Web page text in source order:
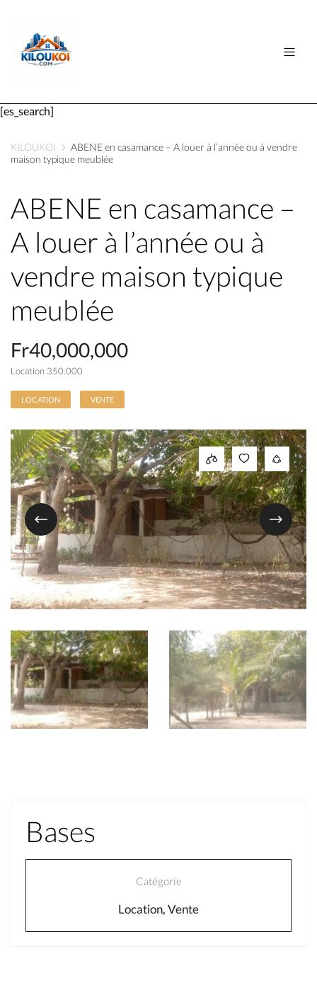
[es_search]
KILOUKOI
ABENE en casamance – A louer à l’année ou à vendre
maison typique meublée
ABENE en casamance –
A louer à l’année ou à
vendre maison typique
meublée
Fr40,000,000
Location 350.000
LOCATION VENTE
Bases
Catégorie
Location,Vente